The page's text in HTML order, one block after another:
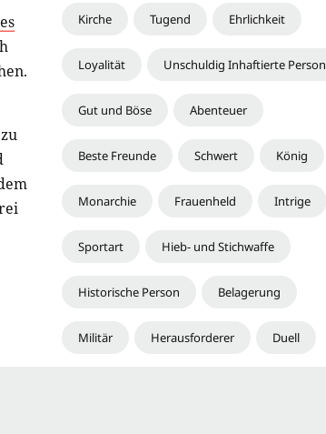
Kirche Tugend Ehrlichkeit
Loyalität Unschuldig Inhaftierte Person
Gut und Böse Abenteuer
Beste Freunde Schwert König
Monarchie Frauenheld Intrige
Sportart Hieb- und Stichwaffe
Historische Person Belagerung
Militär Herausforderer Duell